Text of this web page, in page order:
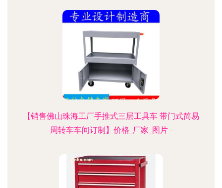
【销售佛山珠海工厂手推式三层工具车 带门式简易
周转车车间订制】价格_厂家_图片 -